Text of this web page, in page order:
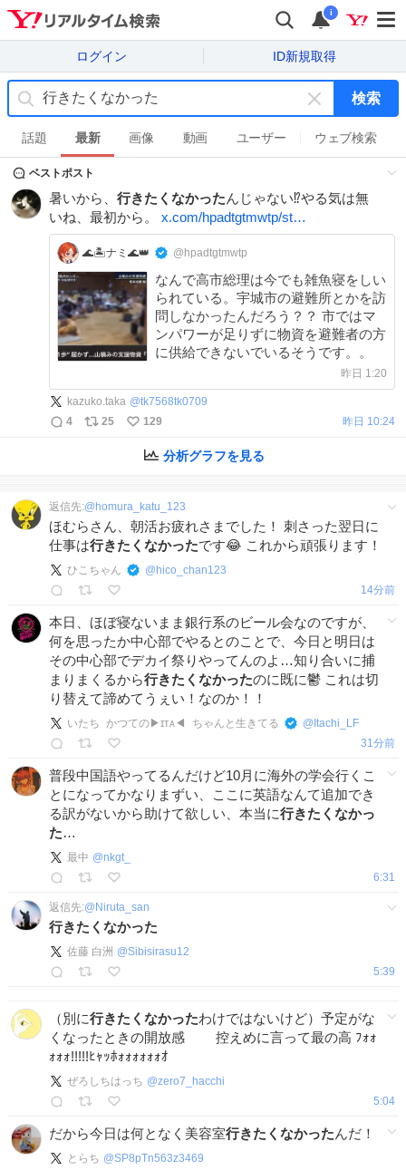
i
ログイン ID新規取得
キ
ー
ワ
ド
消
検索
話題 最新 画像 動画 ユーザー ウェブ検索
ベストポスト
暑いから、 行きたくなかったんじゃない⁉️やる気は無
いね、最初から。 x.com/hpadtgtmwtp/st…
🌊🏝️ナミ🌊👑 @hpadtgtmwtp
なんで高市総理は今でも雑魚寝をしい
られている。宇城市の避難所とかを訪
問しなかったんだろう？？ 市ではマ
ンパワーが足りずに物資を避難者の方
に供給できないでいるそうです。。
昨日 1:20
kazuko.taka @tk7568tk0709
4
25 129 昨日 10:24
分析グラフを見る
返信先:@ homura_katu_123
ほむらさん、朝活お疲れさまでした！ 刺さった翌日に
仕事は行きたくなかったです😂 これから頑張ります！
ひこちゃん @ hico_chan123
14分前
本日、ほぼ寝ないまま銀行系のビール会なのですが、
何を思ったか中心部でやるとのことで、今日と明日は
その中心部でデカイ祭りやってんのよ…知り合いに捕
まりまくるから行きたくなかったのに既に鬱 これは切
り替えて諦めてうぇい！なのか！！
いたち かつての▶ɪᴛᴀ◀ ちゃんと生きてる @ Itachi_LF
31分前
普段中国語やってるんだけど10月に海外の学会行くこ
とになってかなりまずい、ここに英語なんて追加でき
る訳がないから助けて欲しい、本当に行きたくなかっ
た…
最中 @nkgt_
6:31
返信先:@ Niruta_san
行きたくなかった
佐藤 白洲 @Sibisirasu12
5:39
（別に行きたくなかったわけではないけど）予定がな
くなったときの開放感 控えめに言って最の高 ﾌｫｫ
ｫｫｫ!!!!!ﾋｬｯﾎｫｫｫｫｫｫｵ
ぜろしちはっち @zero7_hacchi
5:04
だから今日は何となく美容室行きたくなかったんだ！
とらち @SP8pTn563z3469